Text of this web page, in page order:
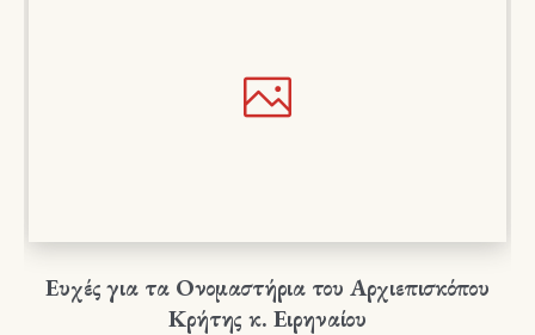
Ευχές για τα Ονομαστήρια του Αρχιεπισκόπου
Κρήτης κ. Ειρηναίου